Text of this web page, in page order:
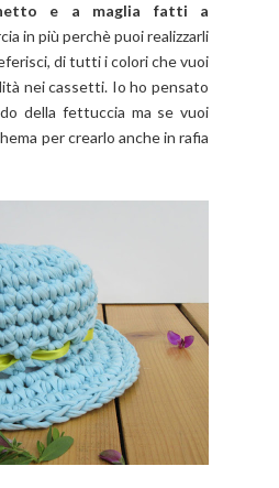
e a maglia fatti a
in più perchè puoi realizzarli
di tutti i colori che vuoi
nei cassetti. Io ho pensato
della fettuccia ma se vuoi
per crearlo anche in rafia